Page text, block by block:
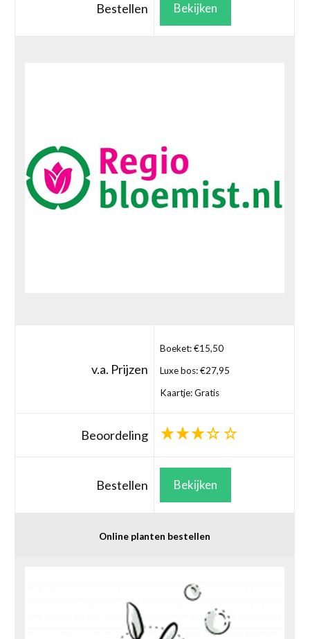
Bestellen Bekijken
v.a. Prijzen
Boeket: €15,50
Luxe bos: €27,95
Kaartje: Gratis
Beoordeling
Bestellen Bekijken
Online planten bestellen